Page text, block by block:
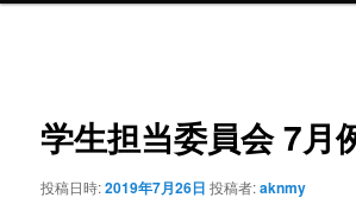
ン
テ
学生担当委員会 7月
投稿日時:2019年7月26日 投稿者:aknmy